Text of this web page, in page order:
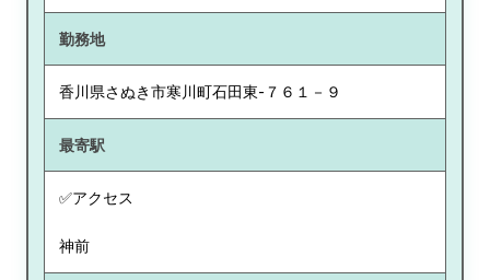
勤務地
香川県さぬき市寒川町石田東-７６１－９
最寄駅
✅アクセス
神前